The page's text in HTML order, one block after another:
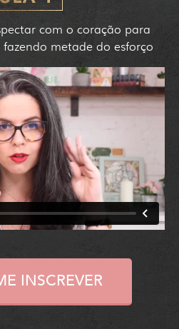
com o coração para
fazendo metade do esforço
INSCREVER